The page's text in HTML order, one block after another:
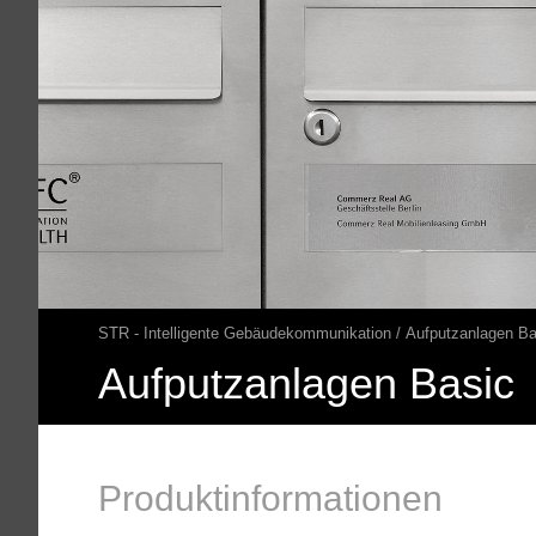
STR - Intelligente Gebäudekommunikation Aufputzanlagen
Aufputzanlagen Basic
Produktinformationen